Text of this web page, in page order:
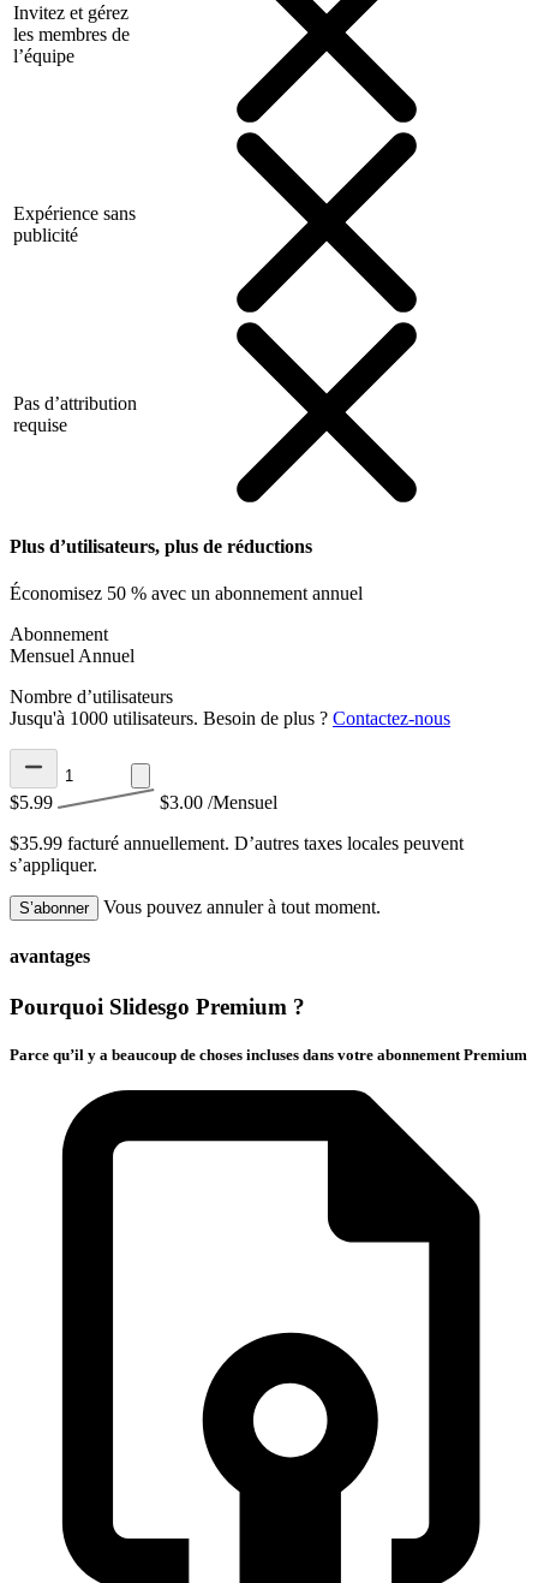
Invitez et gérez
les membres de
l’équipe
Expérience sans
publicité
Pas d’attribution
requise
Plus d’utilisateurs, plus de réductions
Économisez 50 % avec un abonnement annuel
Abonnement
Mensuel Annuel
Nombre d’utilisateurs
Jusqu'à 1000 utilisateurs. Besoin de plus ? Contactez-nous
$5.99 $3.00 /Mensuel
$35.99 facturé annuellement. D’autres taxes locales peuvent
s’appliquer.
S’abonner Vous pouvez annuler à tout moment.
avantages
Pourquoi Slidesgo Premium ?
Parce qu’il y a beaucoup de choses incluses dans votre abonnement Premium